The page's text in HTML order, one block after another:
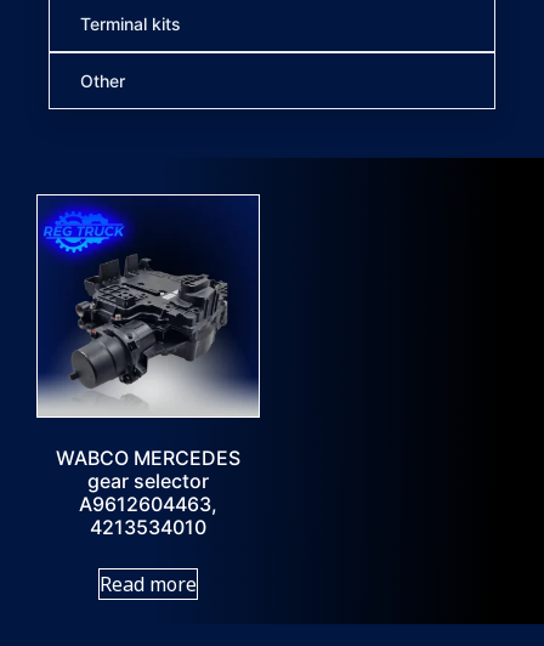
Terminal kits
Other
WABCO MERCEDES
gear selector
A9612604463,
4213534010
Read more